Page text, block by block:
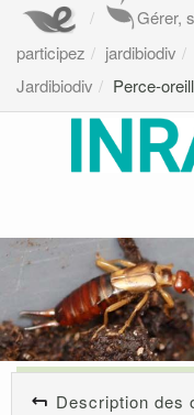
Gérer,
participez
jardibiodiv
Jardibiodiv
Perce-
Description des